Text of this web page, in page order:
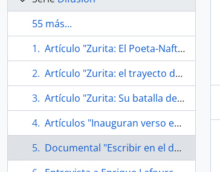
55 más...
Artículo "Zurita: El Poeta-Nafta" de Diario El Mercurio
Artículo "Zurita: el trayecto del profeta desde el desierto de las aguas" de Diario La Tercera
Artículo "Zurita: Su batalla de la memoria" de Diario La Tercera
Artículos "Inauguran verso escrito sobre el desierto" de Diario La Nación
Documental "Escribir en el desierto: Raúl Zurita"